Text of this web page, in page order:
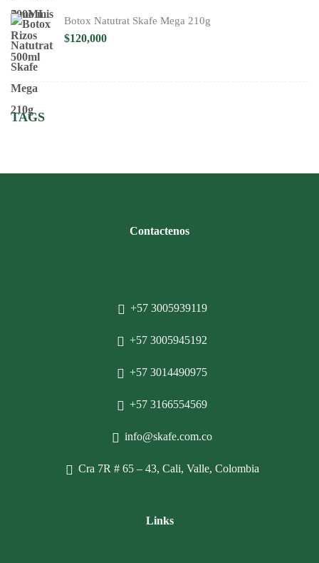
Botox Natutrat Skafe Mega 210g
$120,000
TAGS
Contactenos
+57 3005939119
+57 3005945192
+57 3014490975
+57 3166554569
info@skafe.com.co
Cra 7R # 65 – 43, Cali, Valle, Colombia
Links